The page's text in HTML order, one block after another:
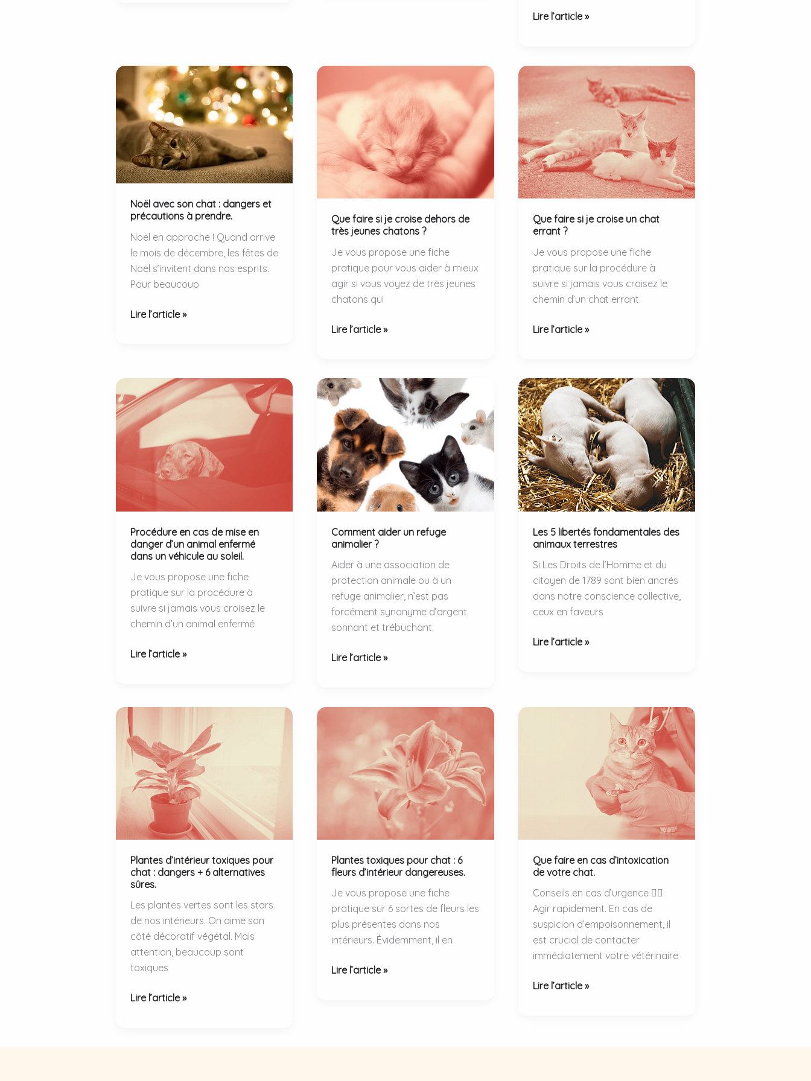
coup
chaleur
!
Grippe
le
rôle
potentiel
des
chats
dans
la
transmission
du
H5N1.
Lire l’article »
Noël avec son chat : dangers et
précautions à prendre.
Noël en approche ! Quand arrive
le mois de décembre, les fêtes de
Noël s’invitent dans nos esprits.
Pour beaucoup
Noël
:
dangers
et
précautions
prendre.
Lire l’article »
Que faire si je croise dehors de
très jeunes chatons ?
Je vous propose une fiche
pratique pour vous aider à mieux
agir si vous voyez de très jeunes
chatons qui
Que
je
croise
dehors
de
très
jeunes
chatons
?
Lire l’article »
Que faire si je croise un chat
errant ?
Je vous propose une fiche
pratique sur la procédure à
suivre si jamais vous croisez le
chemin d’un chat errant.
Que
je
croise
un
chat
errant
?
Lire l’article »
Procédure en cas de mise en
danger d’un animal enfermé
dans un véhicule au soleil.
Je vous propose une fiche
pratique sur la procédure à
suivre si jamais vous croisez le
chemin d’un animal enfermé
Procédure
danger
d’un
animal
enfermé
dans
un
véhicule
au
soleil.
Lire l’article »
Comment aider un refuge
animalier ?
Aider à une association de
protection animale ou à un
refuge animalier, n’est pas
forcément synonyme d’argent
sonnant et trébuchant.
Comment
Lire l’article »
Les 5 libertés fondamentales des
animaux terrestres
Si Les Droits de l’Homme et du
citoyen de 1789 sont bien ancrés
dans notre conscience collective,
ceux en faveurs
Les
Lire l’article »
Plantes d’intérieur toxiques pour
chat : dangers + 6 alternatives
sûres.
Les plantes vertes sont les stars
de nos intérieurs. On aime son
côté décoratif végétal. Mais
attention, beaucoup sont
toxiques
Plantes
Lire l’article »
Plantes toxiques pour chat : 6
fleurs d’intérieur dangereuses.
Je vous propose une fiche
pratique sur 6 sortes de fleurs les
plus présentes dans nos
intérieurs. Évidemment, il en
Plantes
Lire l’article »
Que faire en cas d’intoxication
de votre chat.
Conseils en cas d’urgence 👉🏻
Agir rapidement. En cas de
suspicion d’empoisonnement, il
est crucial de contacter
immédiatement votre vétérinaire
Que
Lire l’article »